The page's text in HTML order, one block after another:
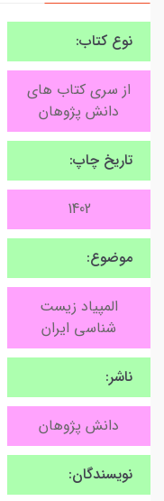
نوع کتاب:
از سری کتاب های
دانش پژوهان
تاریخ چاپ:
1402
موضوع:
المپیاد زیست
شناسی ایران
ناشر:
دانش پژوهان
نویسندگان: